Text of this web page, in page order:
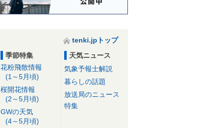
tenki.jpトップ
季節特集
花粉飛散情報
(1～5月頃)
桜開花情報
(2～5月頃)
GWの天気
(4～5月頃)
天気ニュース
気象予報士解説
暮らしの話題
放送局のニュース
特集